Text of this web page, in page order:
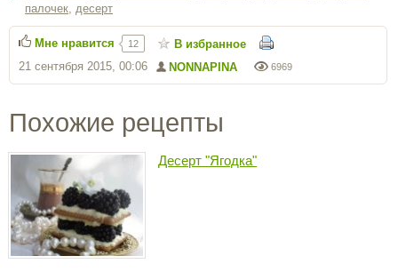
палочек десерт
6969
NONNAPINA
21 сентября 2015, 00:06
Мне нравится 12 В избранное
Похожие рецепты
Десерт "Ягодка"